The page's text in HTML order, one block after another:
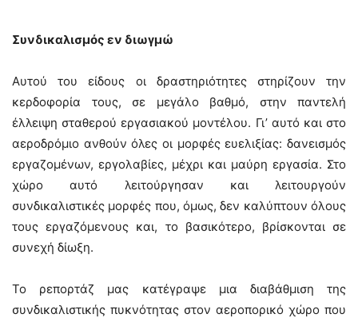
Συνδικαλισμός εν διωγμώ
Αυτού του είδους οι δραστηριότητες στηρίζουν την
κερδοφορία τους, σε μεγάλο βαθμό, στην παντελή
έλλειψη σταθερού εργασιακού μοντέλου. Γι’ αυτό και στο
αεροδρόμιο ανθούν όλες οι μορφές ευελιξίας: δανεισμός
εργαζομένων, εργολαβίες, μέχρι και μαύρη εργασία. Στο
χώρο αυτό λειτούργησαν και λειτουργούν
συνδικαλιστικές μορφές που, όμως, δεν καλύπτουν όλους
τους εργαζόμενους και, το βασικότερο, βρίσκονται σε
συνεχή δίωξη.
Το ρεπορτάζ μας κατέγραψε μια διαβάθμιση της
συνδικαλιστικής πυκνότητας στον αεροπορικό χώρο που